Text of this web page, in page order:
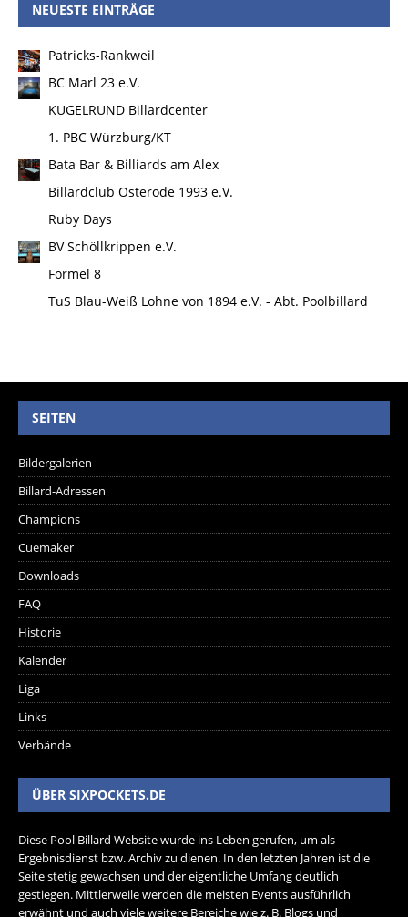
NEUESTE EINTRÄGE
Patricks-Rankweil
BC Marl 23 e.V.
KUGELRUND Billardcenter
1. PBC Würzburg/KT
Bata Bar & Billiards am Alex
Billardclub Osterode 1993 e.V.
Ruby Days
BV Schöllkrippen e.V.
Formel 8
TuS Blau-Weiß Lohne von 1894 e.V. - Abt. Poolbillard
SEITEN
Bildergalerien
Billard-Adressen
Champions
Cuemaker
Downloads
FAQ
Historie
Kalender
Liga
Links
Verbände
ÜBER SIXPOCKETS.DE
Diese Pool Billard Website wurde ins Leben gerufen, um als
Ergebnisdienst bzw. Archiv zu dienen. In den letzten Jahren ist die
Seite stetig gewachsen und der eigentliche Umfang deutlich
gestiegen. Mittlerweile werden die meisten Events ausführlich
erwähnt und auch viele weitere Bereiche wie z. B. Blogs und